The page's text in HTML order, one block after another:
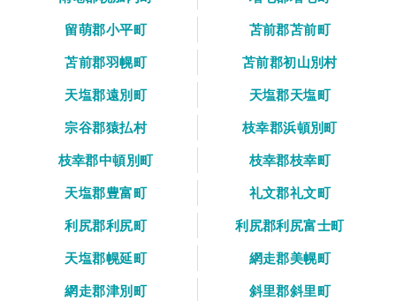
留萌郡小平町
苫前郡苫前町
苫前郡羽幌町
苫前郡初山別村
天塩郡遠別町
天塩郡天塩町
宗谷郡猿払村
枝幸郡浜頓別町
枝幸郡中頓別町
枝幸郡枝幸町
天塩郡豊富町
礼文郡礼文町
利尻郡利尻町
利尻郡利尻富士町
天塩郡幌延町
網走郡美幌町
網走郡津別町
斜里郡斜里町